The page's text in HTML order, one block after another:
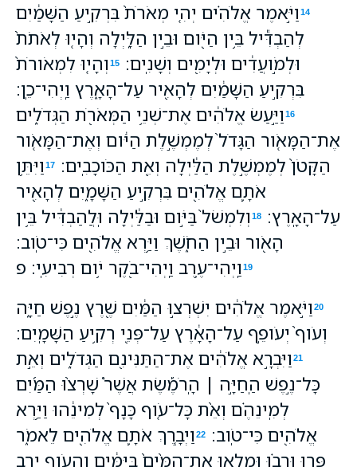
14 וַיֹּ֣אמֶר אֱלֹהִ֗ים יְהִ֤י מְאֹרֹת֙ בִּרְקִ֣יעַ הַשָּׁמַ֔יִם
לְהַבְדִּ֕יל בֵּ֥ין הַיֹּ֖ום וּבֵ֣ין הַלָּ֑יְלָה וְהָי֤וּ לְאֹתֹת֙
וּלְמֹ֣ועֲדִ֔ים וּלְיָמִ֖ים וְשָׁנִֽים׃
15 וְהָי֤וּ לִמְאֹורֹת֙
בִּרְקִ֣יעַ הַשָּׁמַ֔יִם לְהָאִ֖יר עַל־הָאָ֑רֶץ וַֽיְהִי־כֵֽן׃
16 וַיַּ֣עַשׂ אֱלֹהִ֔ים אֶת־שְׁנֵ֥י הַמְּאֹרֹ֖ת הַגְּדֹלִ֑ים
אֶת־הַמָּאֹ֤ור הַגָּדֹל֙ לְמֶמְשֶׁ֣לֶת הַיֹּ֔ום וְאֶת־הַמָּאֹ֤ור
הַקָּטֹן֙ לְמֶמְשֶׁ֣לֶת הַלַּ֔יְלָה וְאֵ֖ת הַכֹּוכָבִֽים׃
17 וַיִּתֵּ֥ן
אֹתָ֛ם אֱלֹהִ֖ים בִּרְקִ֣יעַ הַשָּׁמָ֑יִם לְהָאִ֖יר
עַל־הָאָֽרֶץ׃
18 וְלִמְשֹׁל֙ בַּיֹּ֣ום וּבַלַּ֔יְלָה וּֽלֲהַבְדִּ֔יל בֵּ֥ין
הָאֹ֖ור וּבֵ֣ין הַחֹ֑שֶׁךְ וַיַּ֥רְא אֱלֹהִ֖ים כִּי־טֹֽוב׃
19 וַֽיְהִי־עֶ֥רֶב וַֽיְהִי־בֹ֖קֶר יֹ֥ום רְבִיעִֽי׃ פ
20 וַיֹּ֣אמֶר אֱלֹהִ֔ים יִשְׁרְצ֣וּ הַמַּ֔יִם שֶׁ֖רֶץ נֶ֣פֶשׁ חַיָּ֑ה
וְעֹוף֙ יְעֹופֵ֣ף עַל־הָאָ֔רֶץ עַל־פְּנֵ֖י רְקִ֥יעַ הַשָּׁמָֽיִם׃
21 וַיִּבְרָ֣א אֱלֹהִ֔ים אֶת־הַתַּנִּינִ֖ם הַגְּדֹלִ֑ים וְאֵ֣ת
כָּל־נֶ֣פֶשׁ הַֽחַיָּ֣ה ׀ הָֽרֹמֶ֡שֶׂת אֲשֶׁר֩ שָׁרְצ֨וּ הַמַּ֜יִם
לְמִֽינֵהֶ֗ם וְאֵ֨ת כָּל־עֹ֤וף כָּנָף֙ לְמִינֵ֔הוּ וַיַּ֥רְא
אֱלֹהִ֖ים כִּי־טֹֽוב׃
22 וַיְבָ֧רֶךְ אֹתָ֛ם אֱלֹהִ֖ים לֵאמֹ֑ר
פְּר֣וּ וּרְב֗וּ וּמִלְא֤וּ אֶת־הַמַּ֙יִם֙ בַּיַּמִּ֔ים וְהָעֹ֖וף יִ֥רֶב